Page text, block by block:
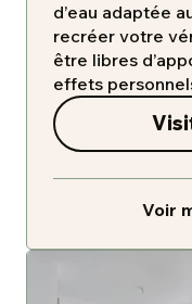
d’eau adaptée
recréer votre
être libres
effets
Voir